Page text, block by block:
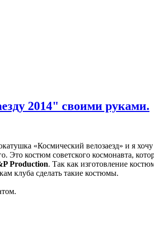
2014" своими руками.
«Космический велозаезд» и я
Это костюм советского космонавта,
Production. Так как изготовление
клуба сделать такие костюмы.